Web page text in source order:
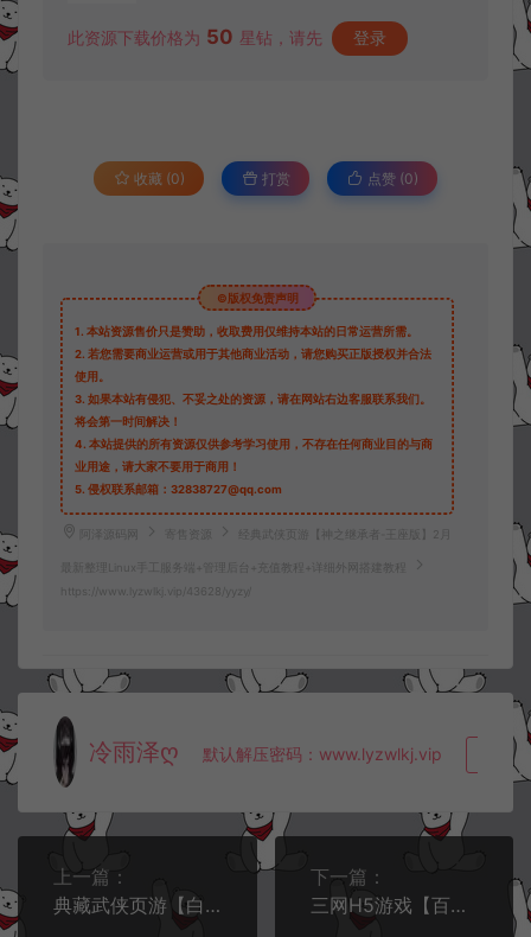
此资源下载价格为 50 星钻，请先 登录
收藏 (0) 打赏 点赞 (0)
©版权免责声明
1. 本站资源售价只是赞助，收取费用仅维持本站的日常运营所需。
2. 若您需要商业运营或用于其他商业活动，请您购买正版授权并合法
使用。
3. 如果本站有侵犯、不妥之处的资源，请在网站右边客服联系我们。
将会第一时间解决！
4. 本站提供的所有资源仅供参考学习使用，不存在任何商业目的与商
业用途，请大家不要用于商用！
5. 侵权联系邮箱：32838727@qq.com
阿泽源码网 寄售资源 经典武侠页游【神之继承者-王座版】2月
最新整理Linux手工服务端+管理后台+充值教程+详细外网搭建教程
https://www.lyzwlkj.vip/43628/yyzy/
冷雨泽ღ 默认解压密码：www.lyzwlkj.vip 复
上一篇：
典藏武侠页游【白发魔女传】2月最新整理Linux手工服务端+充值教程+详细外网搭建教程
下一篇：
三网H5游戏【百恋成仙H5代金券内购完整版】2月最新整理Linux手工服务端+全套前后端源码+编译文档+GM充值后台+简易安卓客户端+详细搭建教程+视频教程